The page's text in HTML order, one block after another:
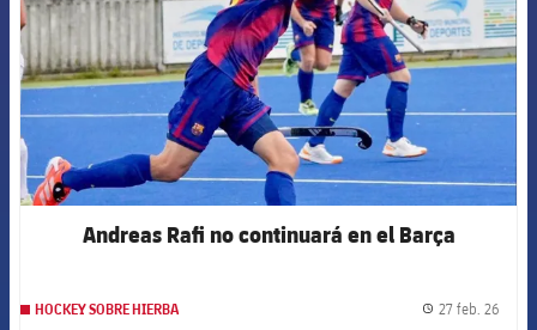
Andreas Rafi no continuará en el Barça
HOCKEY SOBRE HIERBA 27 feb. 26